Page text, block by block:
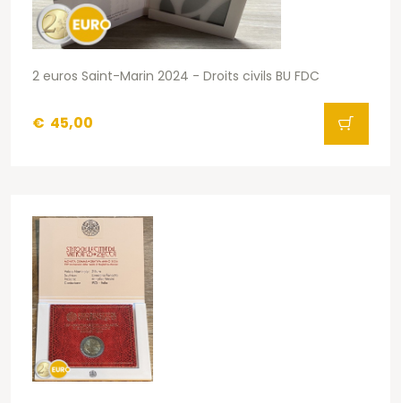
2 euros Saint-Marin 2024 - Droits civils BU FDC
€ 45,00